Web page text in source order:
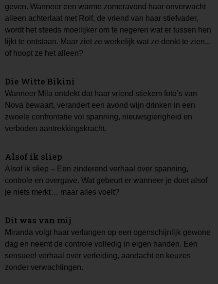
geven. Wanneer een warme zomeravond haar onverwacht
alleen achterlaat met Rolf, de vriend van haar stiefvader,
wordt het steeds moeilijker om te negeren wat er tussen hen
lijkt te ontstaan. Maar ziet ze werkelijk wat ze denkt te zien...
of hoopt ze het alleen?
Die Witte Bikini
Wanneer Mila ontdekt dat haar vriend stiekem foto’s van
Nova bewaart, verandert een avond wijn drinken in een
zwoele confrontatie vol spanning, nieuwsgierigheid en
verboden aantrekkingskracht.
Alsof ik sliep
Alsof ik sliep – Een zinderend verhaal over spanning,
controle en overgave. Wat gebeurt er wanneer je doet alsof
je niets merkt… maar alles voelt?
Dit was van mij
Miranda volgt haar verlangen op een ogenschijnlijk gewone
dag en neemt de controle volledig in eigen handen. Een
sensueel verhaal over verleiding, aandacht en keuzes
zonder verwachtingen.